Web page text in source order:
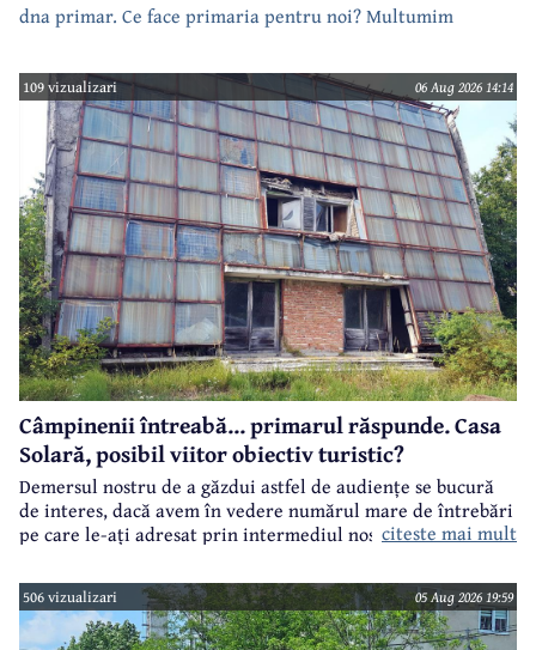
dna primar. Ce face primaria pentru noi? Multumim
109 vizualizari 06 Aug 2026 14:14
Câmpinenii întreabă... primarul răspunde. Casa
Solară, posibil viitor obiectiv turistic?
Demersul nostru de a găzdui astfel de audiențe se bucură
de interes, dacă avem în vedere numărul mare de întrebări
pe care le-ați adresat prin intermediul nostru primarului
citeste mai mult
506 vizualizari 05 Aug 2026 19:59